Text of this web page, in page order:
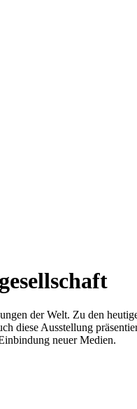
der Welt. Zu den
diese Ausstellung
neuer Medien.